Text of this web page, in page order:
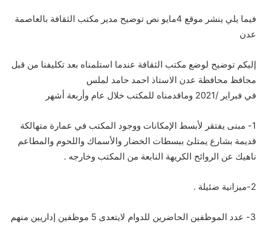
فيما يلي ينشر موقع 4مايو نص توضيح مدير مكتب الثقافة بالعاصمة
عدن
إليكم توضيح لوضع مكتب الثقافة عندما استلمناه بعد تكليفنا من قبل
محافظ محافظة عدن الاستاذ احمد حامد لملس
في فبراير /2021 وماقدمناه للمكتب خلال عام وأربعة أشهر
1- مبنى يفتقر لأبسط الإمكانات ووجود المكتب في عمارة متهالكة
قديمة بشارع يمتلئ ببسطات الخضار والأسماك واللحوم والمطاعم
ناهيك عن الروائح الكريهة النابعة من المكتب وخارجه .
2-ميزانية ضئيلة .
3- عدد الموظفين الحاضرين للدوام لايتعدى 5 موظفين إداريين منهم